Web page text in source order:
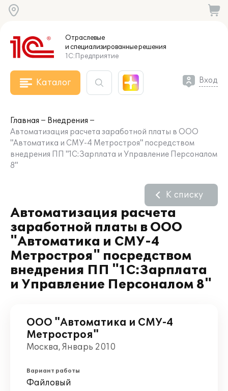
Отраслевые
и специализированныерешения
1С:Предприятие
Каталог Вход
Главная
Внедрения
Автоматизация расчета заработной платы в ООО
"Автоматика и СМУ-4 Метростроя" посредством
внедрения ПП "1С:Зарплата и Управление Персоналом
8"
Автоматизация расчета
заработной платы в ООО
"Автоматика и СМУ-4
Метростроя" посредством
внедрения ПП "1С:Зарплата
и Управление Персоналом 8"
К списку
ООО "Автоматика и СМУ-4
Метростроя"
Москва, Январь 2010
Вариант работы
Файловый